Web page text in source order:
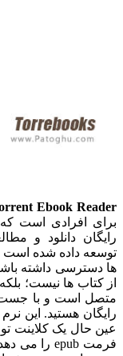
Ebook Reader
برای افرادی است
رایگان دانلود و
توسعه داده شده است
ها دسترسی داشته
متصل است و با جست
رایگان هستید. این
عین حال یک کلاینت